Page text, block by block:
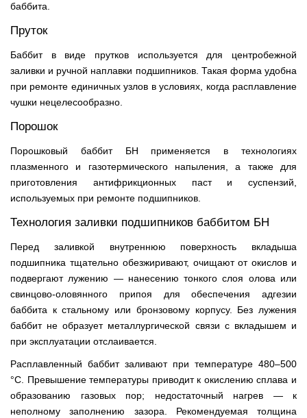
баббита.
Пруток
Баббит в виде прутков используется для центробежной
заливки и ручной наплавки подшипников. Такая форма удобна
при ремонте единичных узлов в условиях, когда расплавление
чушки нецелесообразно.
Порошок
Порошковый баббит БН применяется в технологиях
плазменного и газотермического напыления, а также для
приготовления антифрикционных паст и суспензий,
используемых при ремонте подшипников.
Технология заливки подшипников баббитом БН
Перед заливкой внутреннюю поверхность вкладыша
подшипника тщательно обезжиривают, очищают от окислов и
подвергают лужению — нанесению тонкого слоя олова или
свинцово-оловянного припоя для обеспечения адгезии
баббита к стальному или бронзовому корпусу. Без лужения
баббит не образует металлургической связи с вкладышем и
при эксплуатации отслаивается.
Расплавленный баббит заливают при температуре 480–500
°С. Превышение температуры приводит к окислению сплава и
образованию газовых пор; недостаточный нагрев — к
неполному заполнению зазора. Рекомендуемая толщина